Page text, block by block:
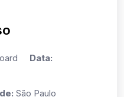
Data:
São Paulo